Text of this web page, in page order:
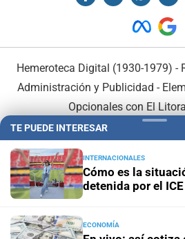
Hemeroteca Digital (1930-1979) -
Administración y Publicidad -
Opcionales con El
En Asociación
TE PUEDE INTERESAR
INTERNACIONALES
Cómo es la
detenida por el ICE
ECONOMÍA